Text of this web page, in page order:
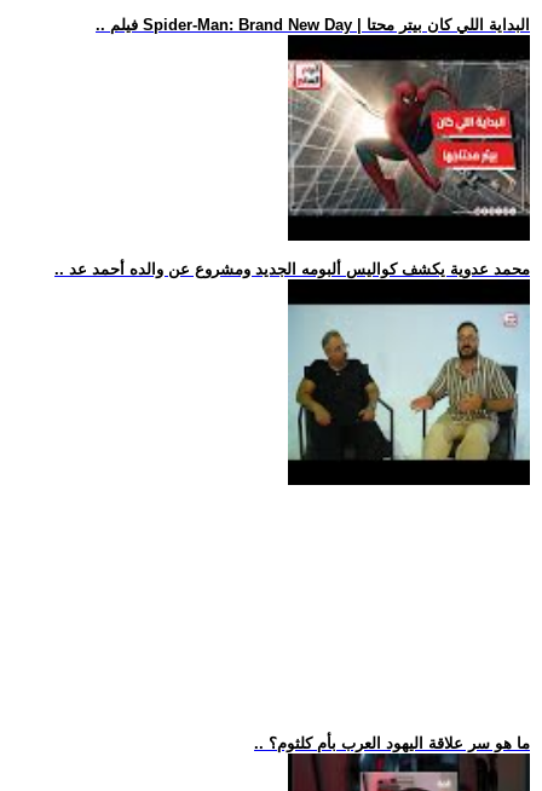
.. فيلم Spider-Man: Brand New Day | البداية اللي كان بيتر محتا
.. محمد عدوية يكشف كواليس ألبومه الجديد ومشروع عن والده أحمد عد
.. ما هو سر علاقة اليهود العرب بأم كلثوم؟